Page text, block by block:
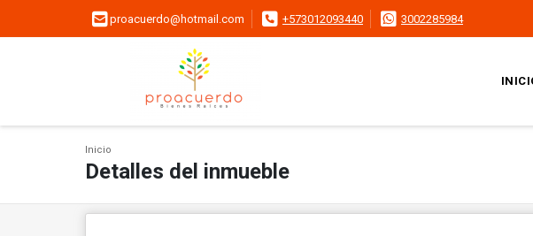
proacuerdo@hotmail.com +573012093440 3002285984
Inicio
Detalles del inmueble